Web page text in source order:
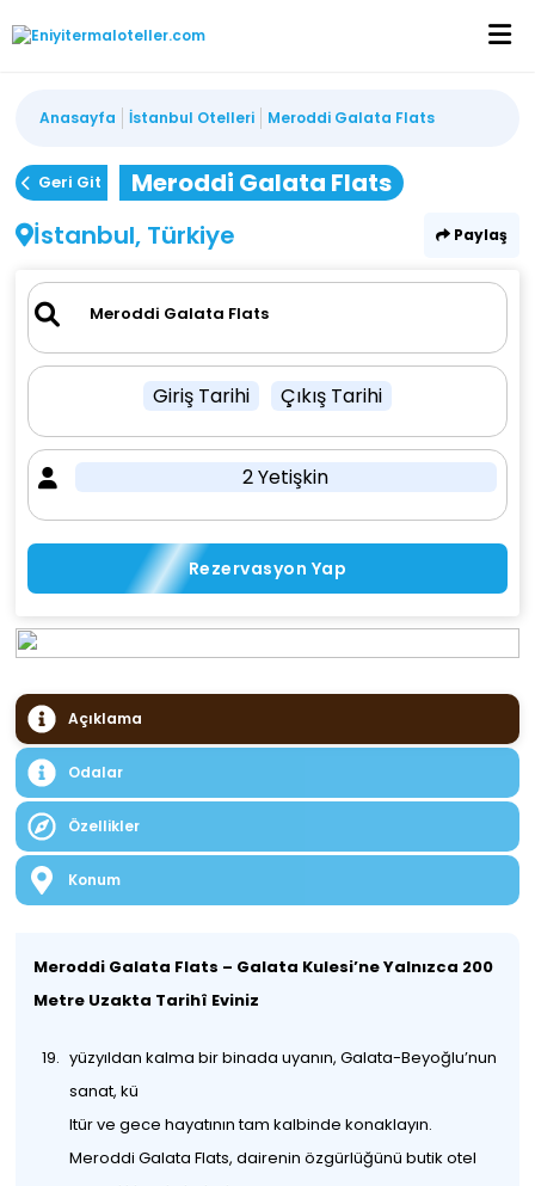
Anasayfa İstanbul Otelleri Meroddi Galata Flats
Geri Git
Meroddi Galata Flats
İstanbul, Türkiye
Paylaş
Giriş Tarihi Çıkış Tarihi
2 Yetişkin
Rezervasyon Yap
Açıklama
Odalar
Özellikler
Konum
Meroddi Galata Flats – Galata Kulesi’ne Yalnızca 200
Metre Uzakta Tarihî Eviniz
yüzyıldan kalma bir binada uyanın, Galata-Beyoğlu’nun
sanat, kü
ltür ve gece hayatının tam kalbinde konaklayın.
Meroddi Galata Flats, dairenin özgürlüğünü butik otel